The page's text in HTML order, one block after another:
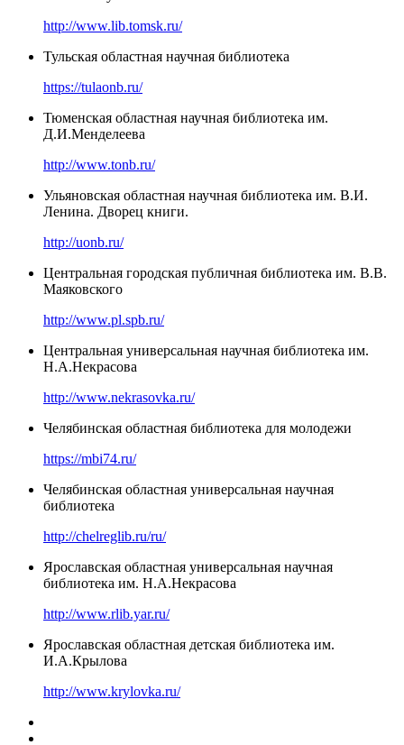
http://www.lib.tomsk.ru/
Тульская областная научная библиотека
https://tulaonb.ru/
Тюменская областная научная библиотека им.
Д.И.Менделеева
http://www.tonb.ru/
Ульяновская областная научная библиотека им. В.И.
Ленина. Дворец книги.
http://uonb.ru/
Центральная городская публичная библиотека им. В.В.
Маяковского
http://www.pl.spb.ru/
Центральная универсальная научная библиотека им.
Н.А.Некрасова
http://www.nekrasovka.ru/
Челябинская областная библиотека для молодежи
https://mbi74.ru/
Челябинская областная универсальная научная
библиотека
http://chelreglib.ru/ru/
Ярославская областная универсальная научная
библиотека им. Н.А.Некрасова
http://www.rlib.yar.ru/
Ярославская областная детская библиотека им.
И.А.Крылова
http://www.krylovka.ru/